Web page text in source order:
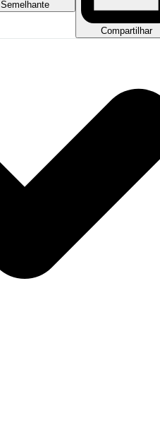
Semelhante
Compartilhar